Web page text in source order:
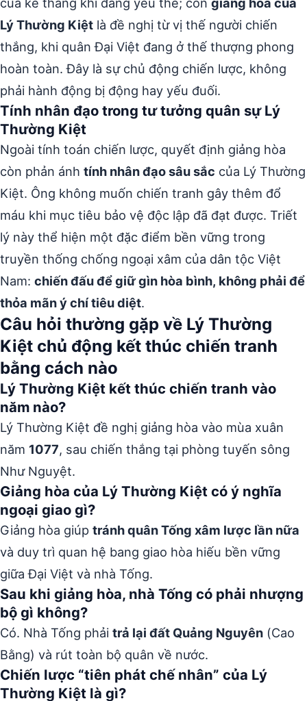
của kẻ thắng khi đang yếu thế; còn giảng hòa của
Lý Thường Kiệt là đề nghị từ vị thế người chiến
thắng, khi quân Đại Việt đang ở thế thượng phong
hoàn toàn. Đây là sự chủ động chiến lược, không
phải hành động bị động hay yếu đuối.
Tính nhân đạo trong tư tưởng quân sự Lý
Thường Kiệt
Ngoài tính toán chiến lược, quyết định giảng hòa
còn phản ánh tính nhân đạo sâu sắc của Lý Thường
Kiệt. Ông không muốn chiến tranh gây thêm đổ
máu khi mục tiêu bảo vệ độc lập đã đạt được. Triết
lý này thể hiện một đặc điểm bền vững trong
truyền thống chống ngoại xâm của dân tộc Việt
Nam: chiến đấu để giữ gìn hòa bình, không phải để
thỏa mãn ý chí tiêu diệt.
Câu hỏi thường gặp về Lý Thường
Kiệt chủ động kết thúc chiến tranh
bằng cách nào
Lý Thường Kiệt kết thúc chiến tranh vào
năm nào?
Lý Thường Kiệt đề nghị giảng hòa vào mùa xuân
năm 1077, sau chiến thắng tại phòng tuyến sông
Như Nguyệt.
Giảng hòa của Lý Thường Kiệt có ý nghĩa
ngoại giao gì?
Giảng hòa giúp tránh quân Tống xâm lược lần nữa
và duy trì quan hệ bang giao hòa hiếu bền vững
giữa Đại Việt và nhà Tống.
Sau khi giảng hòa, nhà Tống có phải nhượng
bộ gì không?
Có. Nhà Tống phải trả lại đất Quảng Nguyên (Cao
Bằng) và rút toàn bộ quân về nước.
Chiến lược “tiên phát chế nhân” của Lý
Thường Kiệt là gì?